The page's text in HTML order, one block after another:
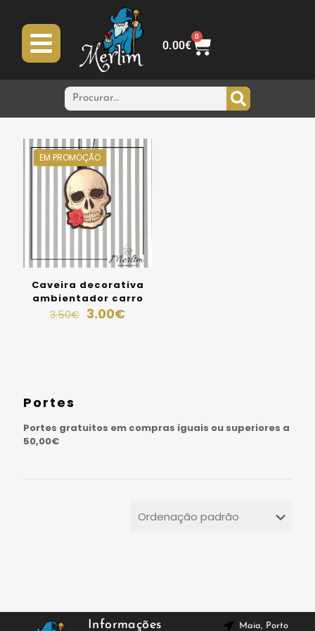
0.00€
0
EM PROMOÇÃO
Caveira decorativa
ambientador carro
3.50€ 3.00€
Portes
Portes gratuitos em compras iguais ou superiores a
50,00€
Informações Maia, Porto